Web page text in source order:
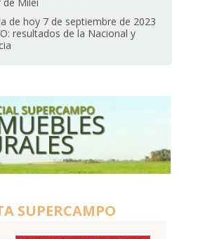
de hoy 7 de septiembre de 2023
resultados de la Nacional y
SUPERCAMPO